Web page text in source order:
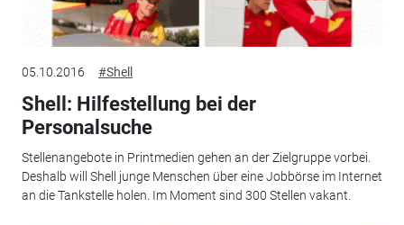
05.10.2016 #Shell
Shell: Hilfestellung bei der
Personalsuche
Stellenangebote in Printmedien gehen an der Zielgruppe vorbei.
Deshalb will Shell junge Menschen über eine Jobbörse im Internet
an die Tankstelle holen. Im Moment sind 300 Stellen vakant.